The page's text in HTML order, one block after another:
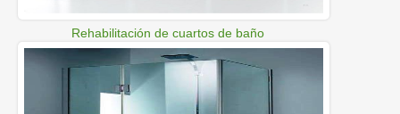
Rehabilitación de cuartos de baño